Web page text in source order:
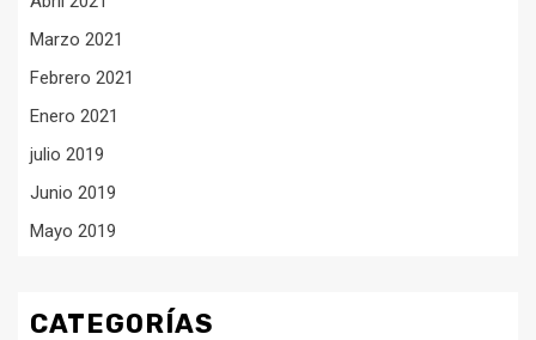
Marzo 2021
Febrero 2021
Enero 2021
julio 2019
Junio 2019
Mayo 2019
CATEGORÍAS